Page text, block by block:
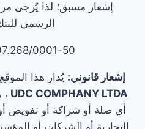
إشعار مسبق؛ لذا يُرجى
الرسمي
0001-50
إشعار قانوني: يُدار هذا
UDC COMPHANY LTDA
أي صلة أو شراكة أو تفويض